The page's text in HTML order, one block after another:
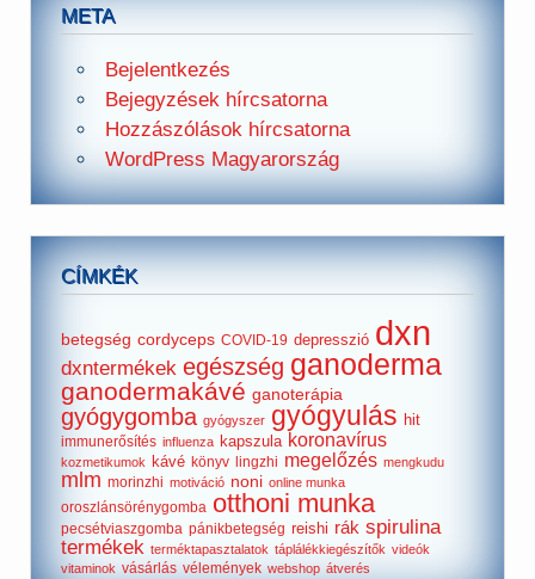
META
Bejelentkezés
Bejegyzések hírcsatorna
Hozzászólások hírcsatorna
WordPress Magyarország
CÍMKÉK
betegség cordyceps COVID-19 depresszió dxn
dxntermékek egészség ganoderma
ganodermakávé ganoterápia
gyógygomba gyógyszer gyógyulás hit
immunerősítés influenza kapszula koronavírus
kozmetikumok kávé könyv lingzhi megelőzés mengkudu
mlm morinzhi motiváció noni online munka
oroszlánsörénygomba otthoni munka
pecsétviaszgomba pánikbetegség reishi rák spirulina
termékek terméktapasztalatok táplálékkiegészítők videók
vitaminok vásárlás vélemények webshop átverés